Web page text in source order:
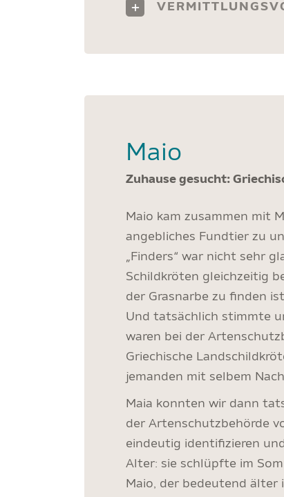
Maio
Zuhause gesucht:
Maio kam zusammen mit
angebliches Fundtier zu
„Finders“ war nicht sehr
Schildkröten gleichzeitig
der Grasnarbe zu finden
Und tatsächlich stimmte
waren bei der
Griechische
jemanden mit selbem
Maia konnten wir dann
der Artenschutzbehörde
eindeutig identifizieren
Alter: sie schlüpfte im
Maio, der bedeutend